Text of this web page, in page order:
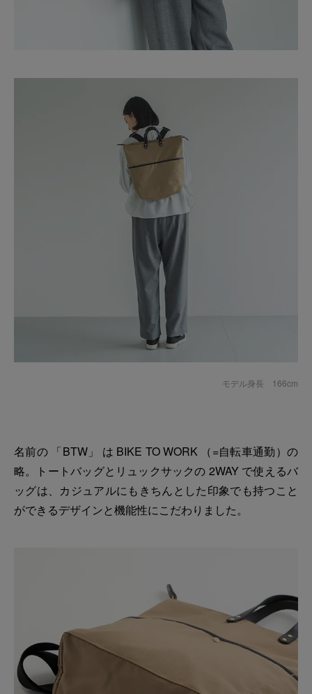
モデル身長 166cm
名前の 「BTW」 は BIKE TO WORK （=自転車通勤）の
略。トートバッグとリュックサックの 2WAY で使えるバ
ッグは、カジュアルにもきちんとした印象でも持つこと
ができるデザインと機能性にこだわりました。